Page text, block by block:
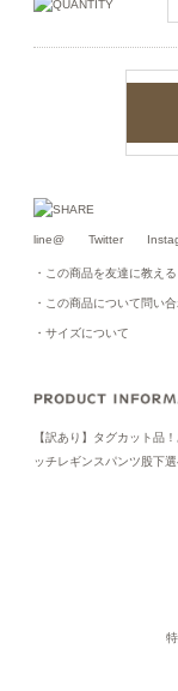
line@ Twitter
・この商品を友達に教える
・この商品について問い
・サイズについて
【訳あり】タグカット品
ッチレギンスパンツ股下